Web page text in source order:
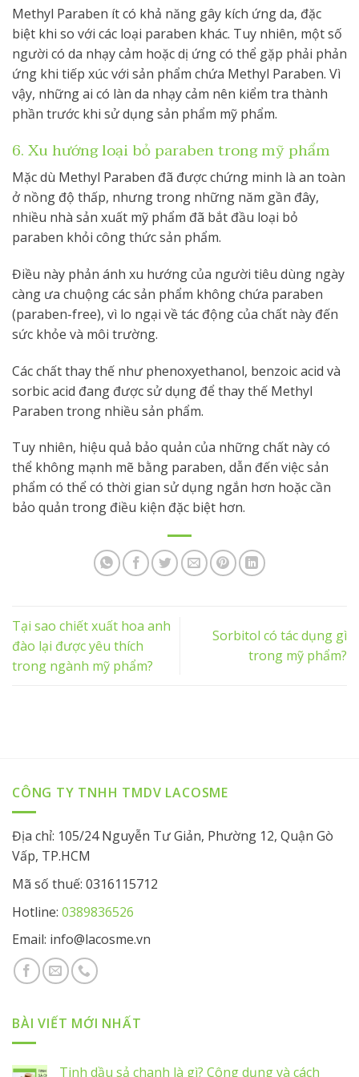
Methyl Paraben ít có khả năng gây kích ứng da, đặc
biệt khi so với các loại paraben khác. Tuy nhiên, một số
người có da nhạy cảm hoặc dị ứng có thể gặp phải phản
ứng khi tiếp xúc với sản phẩm chứa Methyl Paraben. Vì
vậy, những ai có làn da nhạy cảm nên kiểm tra thành
phần trước khi sử dụng sản phẩm mỹ phẩm.
6. Xu hướng loại bỏ paraben trong mỹ phẩm
Mặc dù Methyl Paraben đã được chứng minh là an toàn
ở nồng độ thấp, nhưng trong những năm gần đây,
nhiều nhà sản xuất mỹ phẩm đã bắt đầu loại bỏ
paraben khỏi công thức sản phẩm.
Điều này phản ánh xu hướng của người tiêu dùng ngày
càng ưa chuộng các sản phẩm không chứa paraben
(paraben-free), vì lo ngại về tác động của chất này đến
sức khỏe và môi trường.
Các chất thay thế như phenoxyethanol, benzoic acid và
sorbic acid đang được sử dụng để thay thế Methyl
Paraben trong nhiều sản phẩm.
Tuy nhiên, hiệu quả bảo quản của những chất này có
thể không mạnh mẽ bằng paraben, dẫn đến việc sản
phẩm có thể có thời gian sử dụng ngắn hơn hoặc cần
bảo quản trong điều kiện đặc biệt hơn.
Tại sao chiết xuất hoa anh
đào lại được yêu thích
trong ngành mỹ phẩm?
Sorbitol có tác dụng gì
trong mỹ phẩm?
CÔNG TY TNHH TMDV LACOSME
Địa chỉ: 105/24 Nguyễn Tư Giản, Phường 12, Quận Gò
Vấp, TP.HCM
Mã số thuế: 0316115712
Hotline: 0389836526
Email: info@lacosme.vn
BÀI VIẾT MỚI NHẤT
Tinh dầu sả chanh là gì? Công dụng và cách